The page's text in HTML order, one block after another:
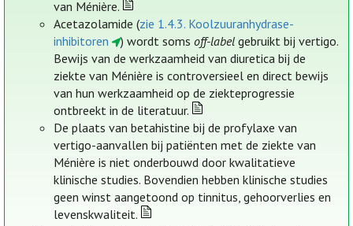
van Ménière.
Acetazolamide (zie 1.4.3. Koolzuuranhydrase-
inhibitoren
) wordt soms off-labelgebruikt bij vertigo.
Bewijs van de werkzaamheid van diuretica bij de
ziekte van Ménière is controversieel en direct bewijs
van hun werkzaamheid op de ziekteprogressie
ontbreekt in de literatuur.
De plaats van betahistine bij de profylaxe van
vertigo-aanvallen bij patiënten met de ziekte van
Ménière is niet onderbouwd door kwalitatieve
klinische studies. Bovendien hebben klinische studies
geen winst aangetoond op tinnitus, gehoorverlies en
levenskwaliteit.